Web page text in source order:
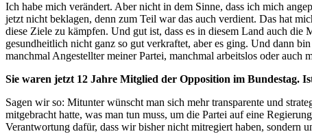
Ich habe mich verändert. Aber nicht in dem Sinne, dass ich mich
jetzt nicht beklagen, denn zum Teil war das auch verdient. Das hat
diese Ziele zu kämpfen. Und gut ist, dass es in diesem Land auch
gesundheitlich nicht ganz so gut verkraftet, aber es ging. Und dann
manchmal Angestellter meiner Partei, manchmal arbeitslos oder
Sie waren jetzt 12 Jahre Mitglied der Opposition im Bundestag.
Sagen wir so: Mitunter wünscht man sich mehr transparente und
mitgebracht hatte, was man tun muss, um die Partei auf eine
Verantwortung dafür, dass wir bisher nicht mitregiert haben, sondern